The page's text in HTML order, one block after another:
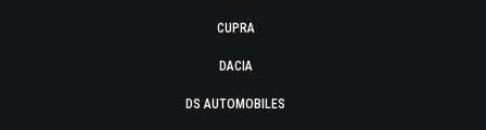
CUPRA
DACIA
DS AUTOMOBILES